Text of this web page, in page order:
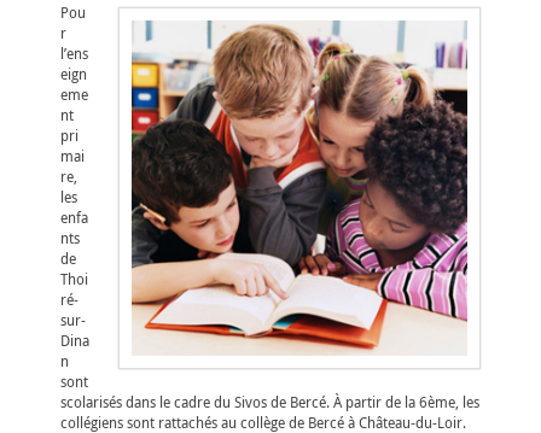
Pou
r
l’ens
eign
eme
nt
pri
mai
re,
les
enfa
nts
de
Thoi
ré-
sur-
Dina
n
sont
scolarisés dans le cadre du Sivos de Bercé. À partir de la 6ème, les
collégiens sont rattachés au collège de Bercé à Château-du-Loir.